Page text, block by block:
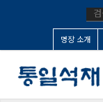
명장 소개